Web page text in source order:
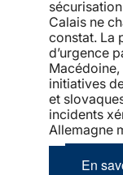
Calais ne
constat. La
d’urgence
initiatives
et
incidents
Allemagne
En